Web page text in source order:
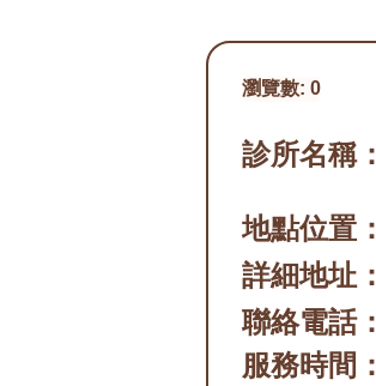
瀏覽數: 0
診所名稱：
地點位置：
詳細地址：
聯絡電話：
服務時間：